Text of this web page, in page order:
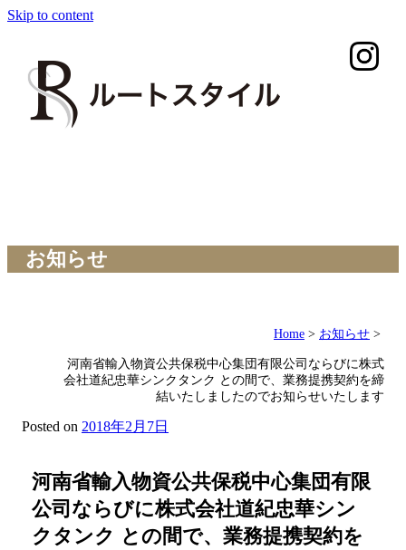
Skip to content
お知らせ
Home > お知らせ >
河南省輸入物資公共保税中心集団有限公司ならびに株式
会社道紀忠華シンクタンク との間で、業務提携契約を締
結いたしましたのでお知らせいたします
Posted on 2018年2月7日
河南省輸入物資公共保税中心集団有限
公司ならびに株式会社道紀忠華シン
クタンク との間で、業務提携契約を